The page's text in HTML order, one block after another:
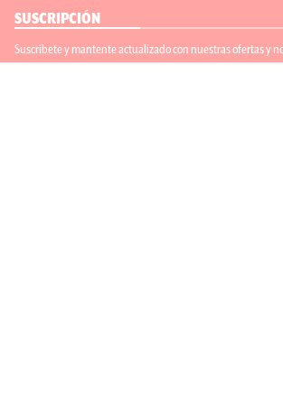
SUSCRIPCIÓN
Suscríbete y mantente actualizado con nuestras ofertas y